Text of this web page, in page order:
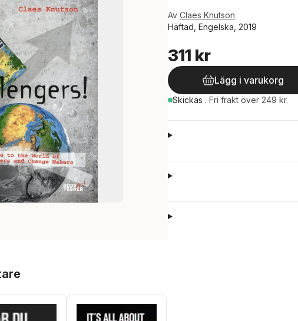
Av Claes Knutson
Häftad, Engelska, 2019
311 kr
Lägg i varukorg
Skickas . Fri frakt över 249 kr.